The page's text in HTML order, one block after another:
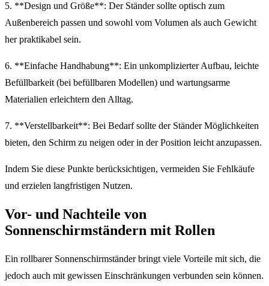
5. **Design und Größe**: Der Ständer sollte optisch zum
Außenbereich passen und sowohl vom Volumen als auch Gewicht
her praktikabel sein.
6. **Einfache Handhabung**: Ein unkomplizierter Aufbau, leichte
Befüllbarkeit (bei befüllbaren Modellen) und wartungsarme
Materialien erleichtern den Alltag.
7. **Verstellbarkeit**: Bei Bedarf sollte der Ständer Möglichkeiten
bieten, den Schirm zu neigen oder in der Position leicht anzupassen.
Indem Sie diese Punkte berücksichtigen, vermeiden Sie Fehlkäufe
und erzielen langfristigen Nutzen.
Vor- und Nachteile von
Sonnenschirmständern mit Rollen
Ein rollbarer Sonnenschirmständer bringt viele Vorteile mit sich, die
jedoch auch mit gewissen Einschränkungen verbunden sein können.